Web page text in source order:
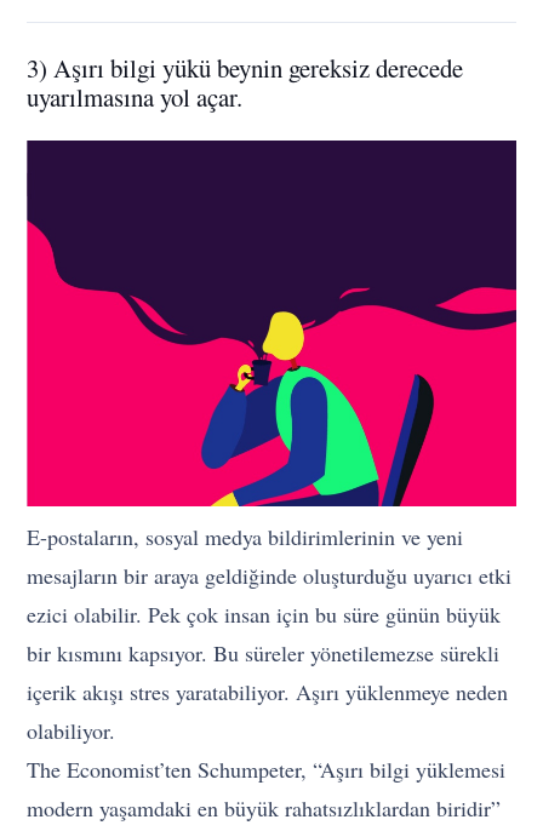
3) Aşırı bilgi yükü beynin gereksiz derecede
uyarılmasına yol açar.
E-postaların, sosyal medya bildirimlerinin ve yeni
mesajların bir araya geldiğinde oluşturduğu uyarıcı etki
ezici olabilir. Pek çok insan için bu süre günün büyük
bir kısmını kapsıyor. Bu süreler yönetilemezse sürekli
içerik akışı stres yaratabiliyor. Aşırı yüklenmeye neden
olabiliyor.
The Economist’ten Schumpeter, “Aşırı bilgi yüklemesi
modern yaşamdaki en büyük rahatsızlıklardan biridir”